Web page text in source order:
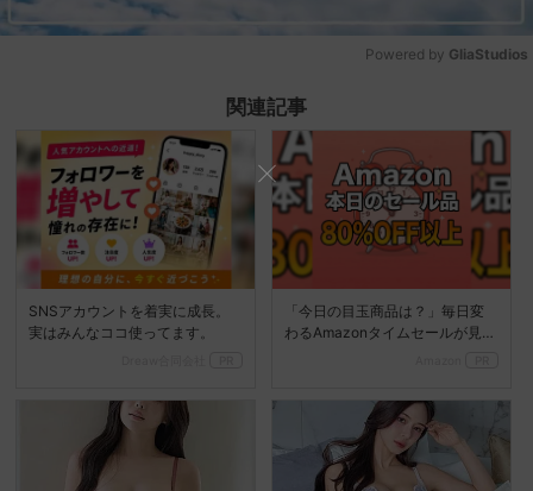
Powered by GliaStudios
関連記事
SNSアカウントを着実に成長。
実はみんなココ使ってます。
「今日の目玉商品は？」毎日変
わるAmazonタイムセールが見逃